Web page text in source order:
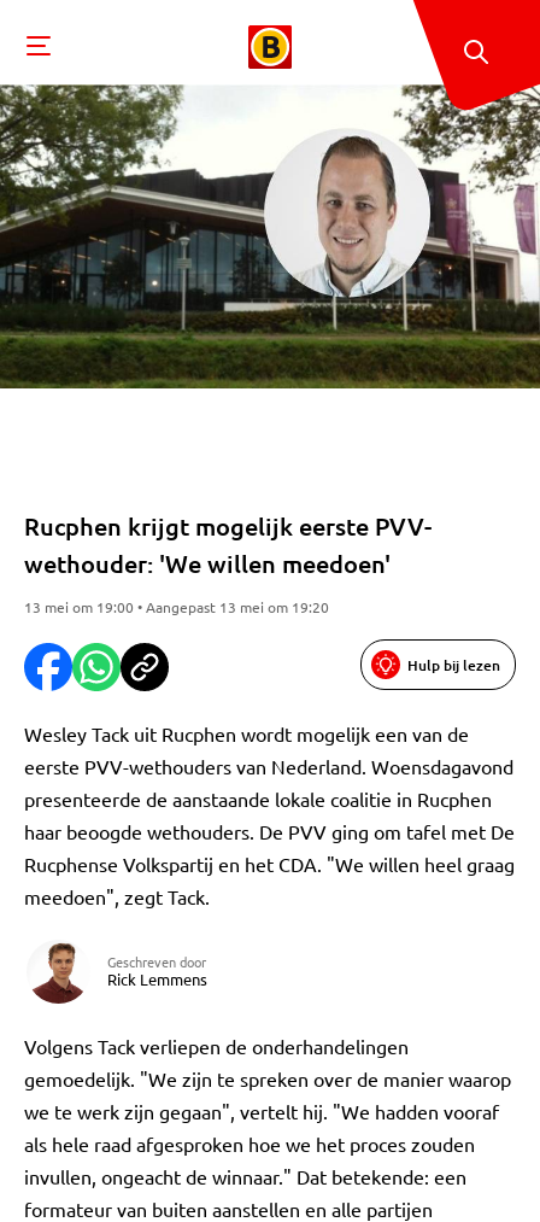
Rucphen krijgt mogelijk eerste PVV-
wethouder: 'We willen meedoen'
13 mei om 19:00 • Aangepast 13 mei om 19:20
Hulp bij lezen
Wesley Tack uit Rucphen wordt mogelijk een van de
eerste PVV-wethouders van Nederland. Woensdagavond
presenteerde de aanstaande lokale coalitie in Rucphen
haar beoogde wethouders. De PVV ging om tafel met De
Rucphense Volkspartij en het CDA. "We willen heel graag
meedoen", zegt Tack.
Geschreven door
Rick Lemmens
Volgens Tack verliepen de onderhandelingen
gemoedelijk. "We zijn te spreken over de manier waarop
we te werk zijn gegaan", vertelt hij. "We hadden vooraf
als hele raad afgesproken hoe we het proces zouden
invullen, ongeacht de winnaar." Dat betekende: een
formateur van buiten aanstellen en alle partijen